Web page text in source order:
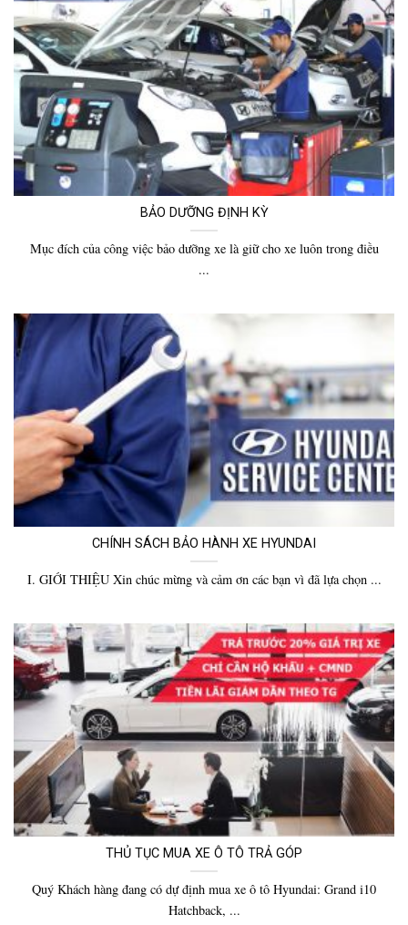
BẢO DƯỠNG ĐỊNH KỲ
Mục đích của công việc bảo dưỡng xe là giữ cho xe luôn trong điều
...
CHÍNH SÁCH BẢO HÀNH XE HYUNDAI
I. GIỚI THIỆU Xin chúc mừng và cảm ơn các bạn vì đã lựa chọn ...
THỦ TỤC MUA XE Ô TÔ TRẢ GÓP
Quý Khách hàng đang có dự định mua xe ô tô Hyundai: Grand i10
Hatchback, ...